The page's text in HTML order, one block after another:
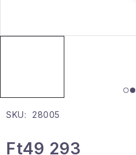
Karácsonyi esemény
Januári akció
SKU: 28005
Ft49 293